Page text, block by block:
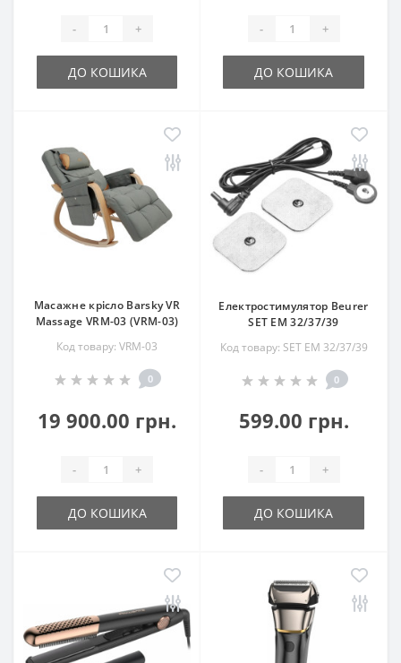
- +
ДО КОШИКА
- +
ДО КОШИКА
Масажне крісло Barsky VR
Massage VRM-03 (VRM-03)
Код товару: VRM-03
0
19 900.00 грн.
- +
ДО КОШИКА
Електростимулятор Beurer
SET EM 32/37/39
Код товару: SET EM 32/37/39
0
599.00 грн.
- +
ДО КОШИКА